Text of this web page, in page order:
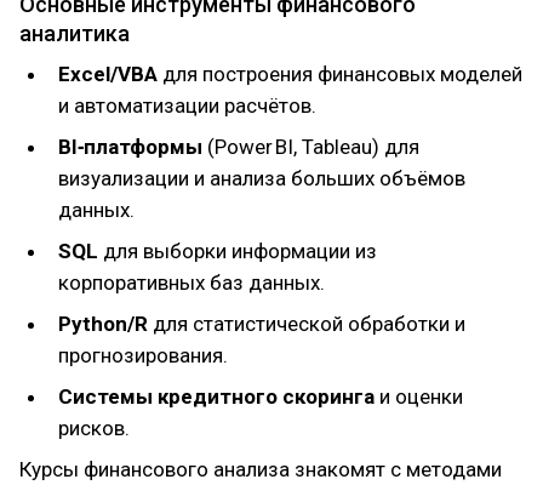
аналитика
Excel/VBA для построения финансовых моделей
и автоматизации расчётов.
BI‑платформы (Power BI, Tableau) для
визуализации и анализа больших объёмов
данных.
SQL для выборки информации из
корпоративных баз данных.
Python/R для статистической обработки и
прогнозирования.
Системы кредитного скоринга и оценки
рисков.
Курсы финансового анализа знакомят с методами